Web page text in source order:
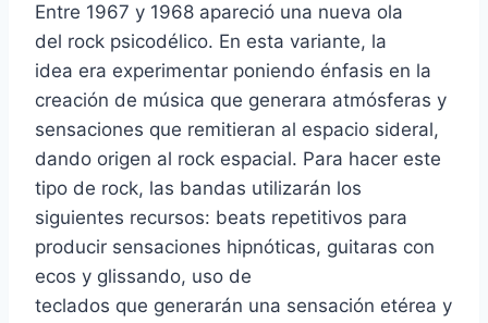
Entre 1967 y 1968 apareció una nueva ola
del rock psicodélico. En esta variante, la
idea era experimentar poniendo énfasis en la
creación de música que generara atmósferas y
sensaciones que remitieran al espacio sideral,
dando origen al rock espacial. Para hacer este
tipo de rock, las bandas utilizarán los
siguientes recursos: beats repetitivos para
producir sensaciones hipnóticas, guitaras con
ecos y glissando, uso de
teclados que generarán una sensación etérea y